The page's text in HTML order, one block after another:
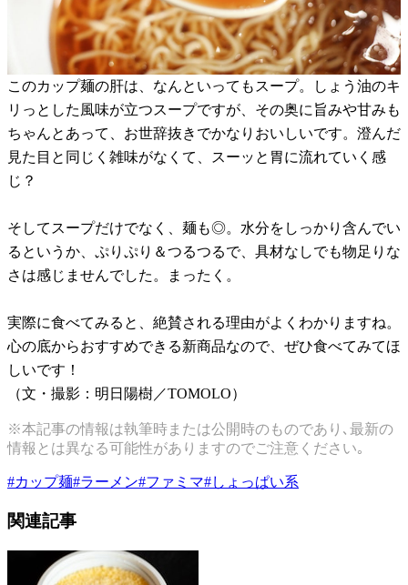
このカップ麺の肝は、なんといってもスープ。しょう油のキ
リっとした風味が立つスープですが、その奥に旨みや甘みも
ちゃんとあって、お世辞抜きでかなりおいしいです。澄んだ
見た目と同じく雑味がなくて、スーッと胃に流れていく感
じ？
そしてスープだけでなく、麺も◎。水分をしっかり含んでい
るというか、ぷりぷり＆つるつるで、具材なしでも物足りな
さは感じませんでした。まったく。
実際に食べてみると、絶賛される理由がよくわかりますね。
心の底からおすすめできる新商品なので、ぜひ食べてみてほ
しいです！
（文・撮影：明日陽樹／TOMOLO）
※本記事の情報は執筆時または公開時のものであり､最新の
情報とは異なる可能性がありますのでご注意ください｡
#カップ麺#ラーメン#ファミマ#しょっぱい系
関連記事